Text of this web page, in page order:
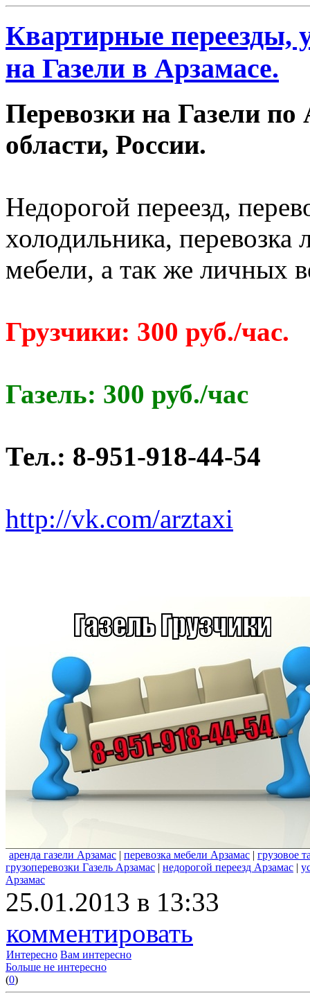
Квартирные переезды,
на Газели в Арзамасе.
Перевозки на Газели
области, России.
Недорогой переезд,
холодильника,
мебели, а так же личных
Грузчики: 300 руб./час.
Газель: 300 руб./час
Тел.: 8-951-918-44-54
http://vk.com/arztaxi
аренда газели Арзамас | перевозка мебели Арзамас | грузовое
грузоперевозки Газель Арзамас | недорогой переезд Арзамас |
Арзамас
25.01.2013 в 13:33
комментировать
Интересно Вам интересно
Больше не интересно
(0)